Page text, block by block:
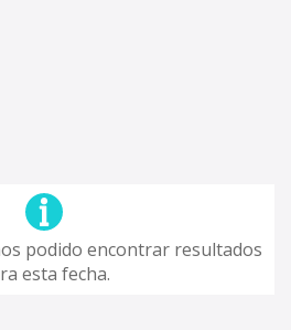
podido encontrar resultados
esta fecha.